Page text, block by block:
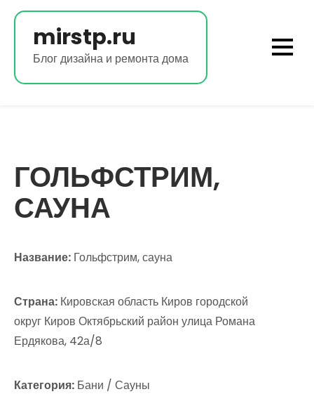
Перейти
содержимомуmirstp.ru
Блог дизайна и ремонта дома
ГОЛЬФСТРИМ,
САУНА
Название: Гольфстрим, сауна
Страна: Кировская область Киров городской
округ Киров Октябрьский район улица Романа
Ердякова, 42а/8
Категория: Бани / Сауны